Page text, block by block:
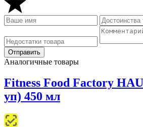
Аналогичные товары
Fitness Food Factory
уп) 450 мл